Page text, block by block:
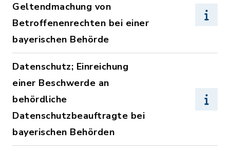
Geltendmachung von
Betroffenenrechten bei einer
bayerischen Behörde
Datenschutz; Einreichung
einer Beschwerde an
behördliche
Datenschutzbeauftragte bei
bayerischen Behörden